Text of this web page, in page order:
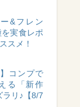
&フレン
実食レポ
スメ！
コンプで
る「新作
ラリ♪【8/7